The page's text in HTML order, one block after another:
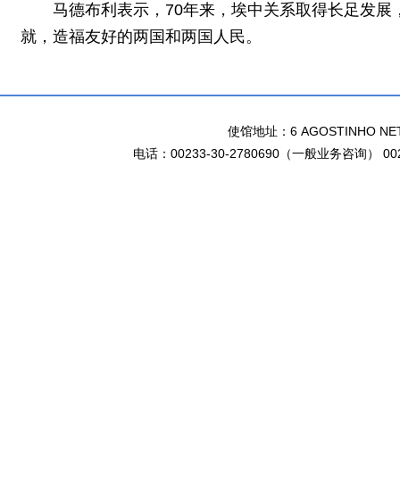
马德布利表示，70年来，埃中关系取得长足发
就，造福友好的两国和两国人民。
使馆地址：6 AGOSTINHO
电话：00233-30-2780690（一般业务咨询）